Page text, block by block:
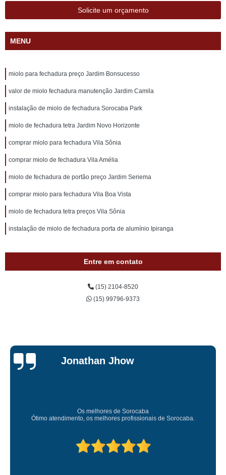
Solicite um orçamento
MENU
miolo para fechadura preço Jardim Bonsucesso
valor de miolo fechadura manutenção Jardim Camila
instalação de miolo de fechadura Sorocaba Park
miolo de fechadura tetra Jardim Novo Horizonte
comprar miolo para fechadura Vila Sônia
comprar miolo de fechadura Vila Amélia
miolo de fechadura de portão preço Jardim Seriema
comprar miolo para fechadura Vila Boa Vista
miolo de fechadura tetra preços Vila Sônia
instalação de miolo de fechadura porta de alumínio Ipiranga
Entre em contato
(15) 2104-8520
(15) 99796-9373
Jonathan Jhow
Os melhores de Sorocaba
Ótimo atendimento, os melhores profissionais de Sorocaba.